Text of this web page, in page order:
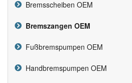
Bremsscheiben OEM
Bremszangen OEM
Fußbremspumpen OEM
Handbremspumpen OEM